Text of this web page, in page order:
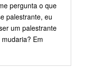
pergunta o que
palestrante, eu
um palestrante
Em